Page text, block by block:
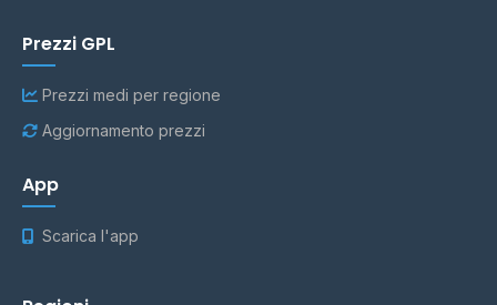
Prezzi GPL
Prezzi medi per regione
Aggiornamento prezzi
App
Scarica l'app